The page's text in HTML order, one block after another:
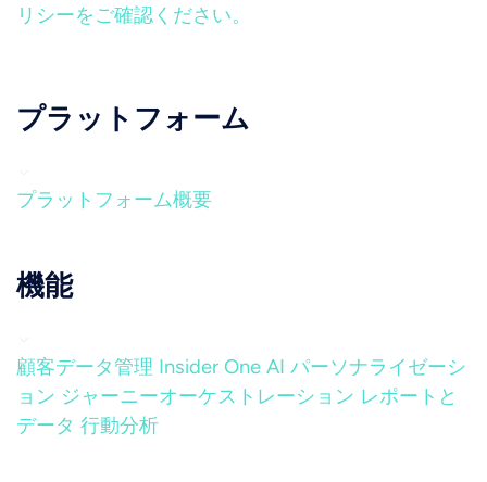
リシーをご確認ください。
プラットフォーム
プラットフォーム概要
機能
顧客データ管理 Insider One AI パーソナライゼーシ
ョン ジャーニーオーケストレーション レポートと
データ 行動分析